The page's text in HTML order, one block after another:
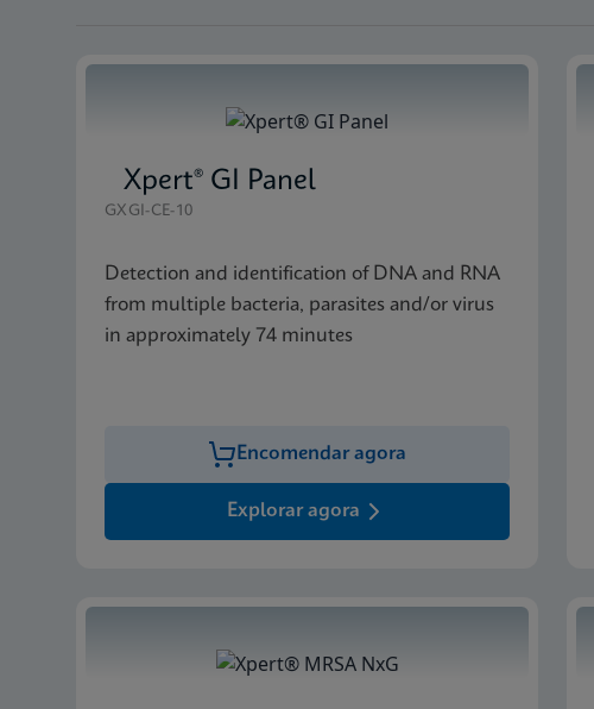
Xpert® GI Panel
GXGI-CE-10
Detection and identification of DNA and RNA
from multiple bacteria, parasites and/or virus
in approximately 74 minutes
Encomendar agora
Explorar agora